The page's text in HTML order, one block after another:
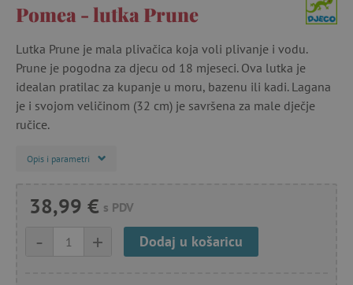
Pomea - lutka Prune
Lutka Prune je mala plivačica koja voli plivanje i vodu.
Prune je pogodna za djecu od 18 mjeseci. Ova lutka je
idealan pratilac za kupanje u moru, bazenu ili kadi. Lagana
je i svojom veličinom (32 cm) je savršena za male dječje
ručice.
Opis i parametri
38,99 € s PDV
+
- Dodaj u košaricu